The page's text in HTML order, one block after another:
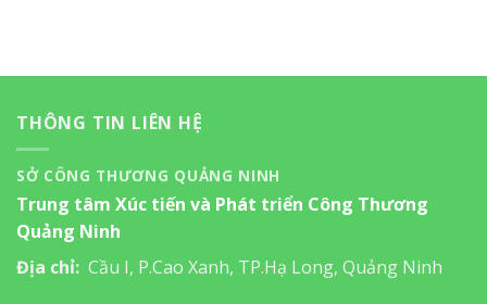
THÔNG TIN LIÊN HỆ
SỞ CÔNG THƯƠNG QUẢNG NINH
Trung tâm Xúc tiến và Phát triển Công Thương
Quảng Ninh
Địa chỉ: Cầu I, P.Cao Xanh, TP.Hạ Long, Quảng Ninh